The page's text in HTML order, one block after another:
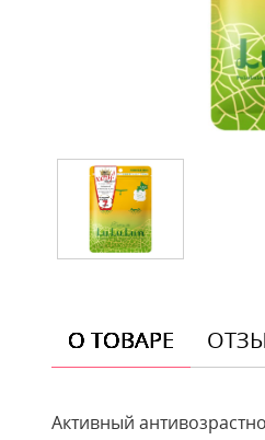
О ТОВАРЕ
Активный